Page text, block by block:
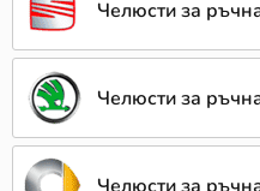
Челюсти за
Челюсти за
Челюсти за